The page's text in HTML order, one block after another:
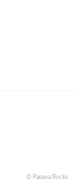
© Papaya.Rocks